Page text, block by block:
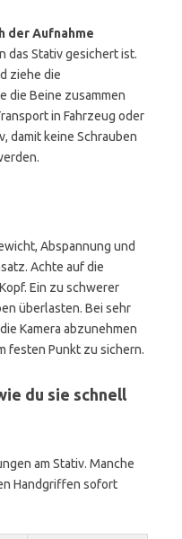
der Aufnahme
das Stativ gesichert ist.
ziehe die
die Beine zusammen
in Fahrzeug oder
damit keine Schrauben
Abspannung und
Achte auf die
Ein zu schwerer
überlasten. Bei sehr
Kamera abzunehmen
festen Punkt zu sichern.
du sie schnell
am Stativ. Manche
Handgriffen sofort